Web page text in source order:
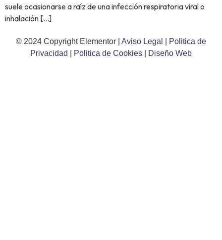
suele ocasionarse a raíz de una infección respiratoria viral o
inhalación […]
© 2024 Copyright Elementor | Aviso Legal
Politica de
Privacidad
Politica de Cookies Diseño Web